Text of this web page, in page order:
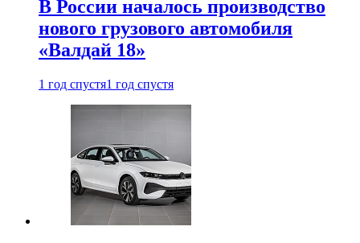
В России началось производство
нового грузового автомобиля
«Валдай 18»
1 год спустя1 год спустя